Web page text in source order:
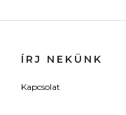
ÍRJ NEKÜNK
Kapcsolat